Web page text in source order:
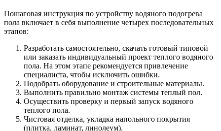
Пошаговая инструкция по устройству водяного подогрева
пола включает в себя выполнение четырех последовательных
этапов:
Разработать самостоятельно, скачать готовый типовой
или заказать индивидуальный проект теплого водяного
пола. На этом этапе рекомендуется привлечение
специалиста, чтобы исключить ошибки.
Подобрать оборудование и строительные материалы.
Выполнить правильно монтаж системы теплый пол.
Осуществить проверку и первый запуск водяного
теплого пола.
Чистовая отделка, укладка напольного покрытия
(плитка, ламинат, линолеум).